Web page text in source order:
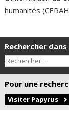
humanités
Rechercher
Pour une
Visiter Papyrus